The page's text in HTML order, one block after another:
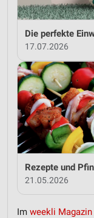
17.07.2026
21.05.2026
Im weekli Magazin